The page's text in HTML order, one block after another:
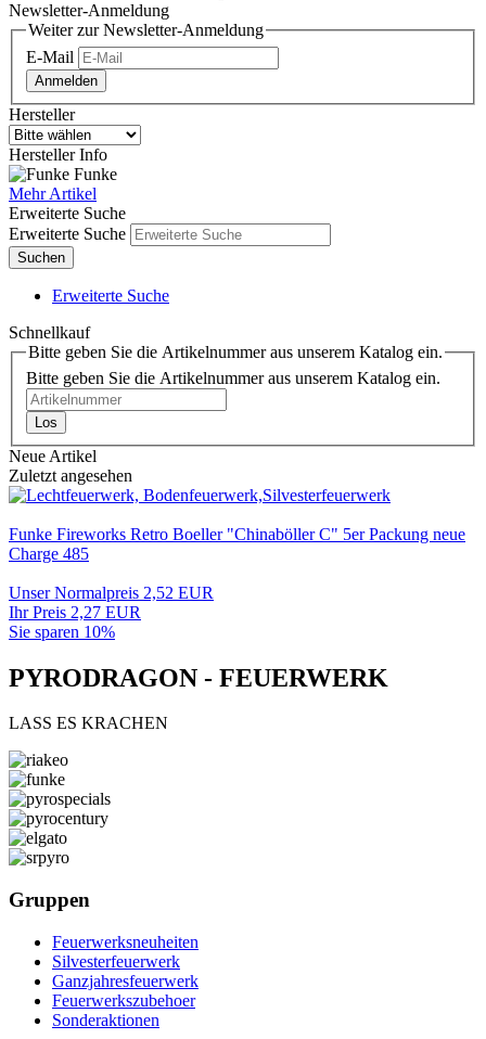
Newsletter-Anmeldung
Weiter zur Newsletter-Anmeldung
E-Mail
Anmelden
Hersteller
Hersteller Info
Funke
Mehr Artikel
Erweiterte Suche
Erweiterte Suche
Suchen
Erweiterte Suche
Schnellkauf
Bitte geben Sie die Artikelnummer aus unserem Katalog ein.
Bitte geben Sie die Artikelnummer aus unserem Katalog ein.
Los
Neue Artikel
Zuletzt angesehen
Funke Fireworks Retro Boeller "Chinaböller C" 5er Packung neue
Charge 485
Unser Normalpreis 2,52 EUR
Ihr Preis 2,27 EUR
Sie sparen 10%
PYRODRAGON - FEUERWERK
LASS ES KRACHEN
Gruppen
Feuerwerksneuheiten
Silvesterfeuerwerk
Ganzjahresfeuerwerk
Feuerwerkszubehoer
Sonderaktionen